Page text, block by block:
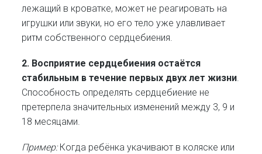
лежащий в кроватке, может не реагировать на
игрушки или звуки, но его тело уже улавливает
ритм собственного сердцебиения.
2. Восприятие сердцебиения остаётся
стабильным в течение первых двух лет жизни.
Способность определять сердцебиение не
претерпела значительных изменений между 3, 9 и
18 месяцами.
Пример:Когда ребёнка укачивают в коляске или